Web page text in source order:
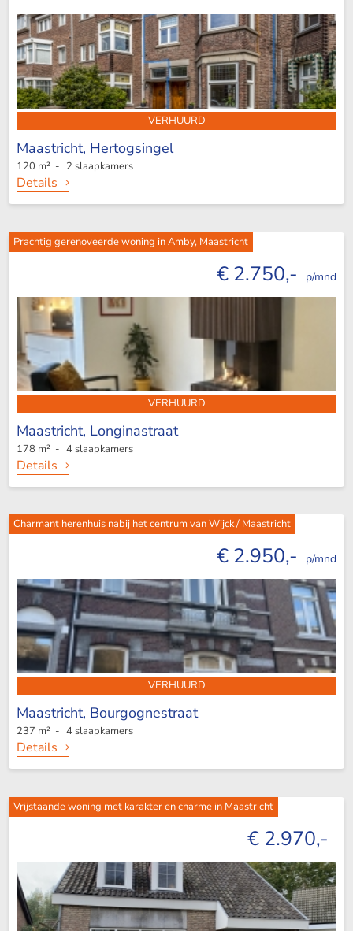
VERHUURD
Maastricht, Hertogsingel
120 m² - 2 slaapkamers
Details
Prachtig gerenoveerde woning in Amby, Maastricht
€ 2.750,- p/mnd
VERHUURD
Maastricht, Longinastraat
178 m² - 4 slaapkamers
Details
Charmant herenhuis nabij het centrum van Wijck / Maastricht
€ 2.950,- p/mnd
VERHUURD
Maastricht, Bourgognestraat
237 m² - 4 slaapkamers
Details
Vrijstaande woning met karakter en charme in Maastricht
€ 2.970,-